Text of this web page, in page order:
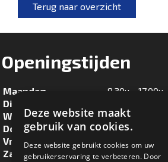
Terug naar overzicht
Openingstijden
Maandag
8.30u - 17.00u
Dinsdag
Woensdag
8.30u - 17.00u
Donderdag
8.30u - 17.00u
Vrijdag
8.30u - 17.00u
Zaterdag
8.30u - 16.00u
Deze website maakt
gebruik van cookies.
Deze website gebruikt cookies om uw
gebruikerservaring te verbeteren. Door